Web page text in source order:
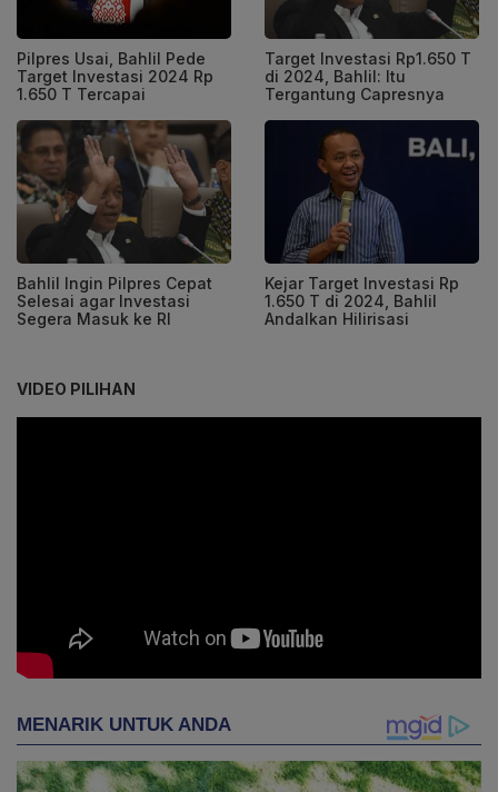
Pilpres Usai, Bahlil Pede
Target Investasi 2024 Rp
1.650 T Tercapai
Target Investasi Rp1.650 T
di 2024, Bahlil: Itu
Tergantung Capresnya
Bahlil Ingin Pilpres Cepat
Selesai agar Investasi
Segera Masuk ke RI
Kejar Target Investasi Rp
1.650 T di 2024, Bahlil
Andalkan Hilirisasi
VIDEO PILIHAN